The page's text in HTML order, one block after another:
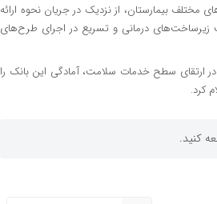
مختلف بیمارستان، از نزدیک در جریان نحوه ارائه
زیرساخت‌های درمانی و تسریع در اجرای طرح‌های
در ارتقای سطح خدمات سلامت، آمادگی این بانک را
کرد.
کنید.